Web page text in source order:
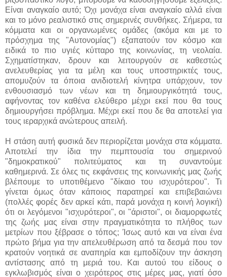
Είναι αναγκαίο αυτό; Όχι μονάχα είναι αναγκαίο αλλά είναι
και το μόνο ρεαλιστικό στις σημερινές συνθήκες. Σήμερα, τα
κόμματα και οι οργανωμένες ομάδες (ακόμα και με το
πρόσχημα της "Αυτονομίας") εξαπατούν τον κόσμο και
ειδικά το πιο υγιές κύτταρο της κοινωνίας, τη νεολαία.
Σχηματίστηκαν, δρουν και λειτουργούν σε καθεστώς
ανελευθερίας για τα μέλη και τους υποστηρικτές τους,
απομυζούν τα όποια ανιδιοτελή κίνητρα υπάρχουν, τον
ενθουσιασμό των νέων και τη δημιουργικότητά τους,
αφήνοντας τον καθένα ελεύθερο μέχρι εκεί που θα τους
δημιουργήσει πρόβλημα. Μέχρι εκεί που δε θα αποτελεί για
τους ιεραρχικά ανώτερους απειλή.
Η στάση αυτή φυσικά δεν περιορίζεται μονάχα στα κόμματα.
Αποτελεί την ίδια την πεμπτουσία του σημερινού
"δημοκρατικού" πολιτεύματος και τη συναντούμε
καθημερινά. Σε όλες τις εκφάνσεις της κοινωνικής μας ζωής
βλέπουμε το υποτιθέμενο "δίκαιο του ισχυρότερου". Τι
γίνεται όμως όταν κάποιος παρατηρεί και επιβεβαιώνει
(πολλές φορές δεν αρκεί κάτι, παρά μονάχα η κοινή λογική)
ότι οι λεγόμενοι "ισχυρότεροι", οι "άριστοι", οι διαμορφωτές
της ζωής μας είναι στην πραγματικότητα το πλήθος των
μετρίων που ξέβρασε ο τόπος; Ίσως αυτό και να είναι ένα
πρώτο βήμα για την απελευθέρωση από τα δεσμά που τον
κρατούν νοητικά σε αναπηρία και εμποδίζουν την άσκηση
αντίστασης από τη μεριά του. Και αυτού του είδους ο
εγκλωβισμός είναι ο χειρότερος στις μέρες μας, γιατί όσο